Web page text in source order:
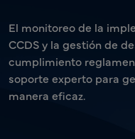
El monitoreo de la
CCDS y la gestión de
cumplimiento
soporte experto para
manera eficaz.